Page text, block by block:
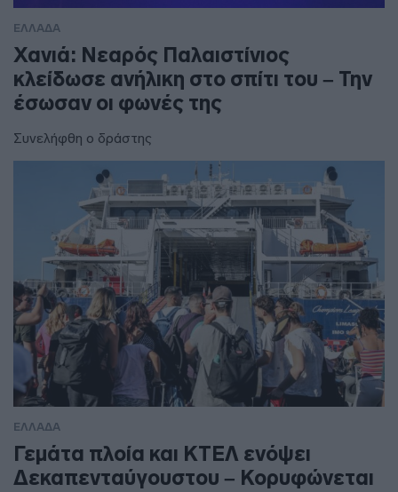
ΕΛΛΑΔΑ
Χανιά: Νεαρός Παλαιστίνιος
κλείδωσε ανήλικη στο σπίτι του – Την
έσωσαν οι φωνές της
Συνελήφθη ο δράστης
ΕΛΛΑΔΑ
Γεμάτα πλοία και ΚΤΕΛ ενόψει
Δεκαπενταύγουστου – Κορυφώνεται